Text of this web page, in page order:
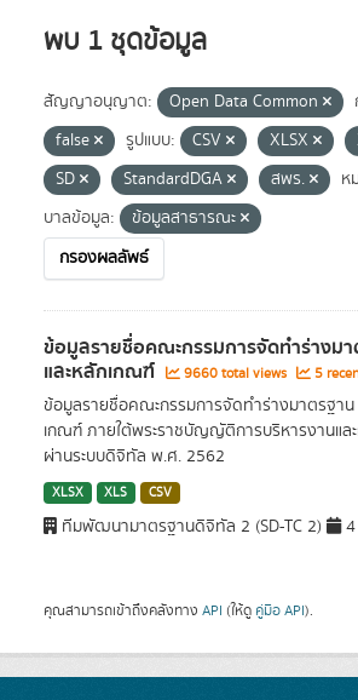
พบ 1 ชุดข้อมูล
สัญญาอนุญาต: Open Data Common
false
รูปแบบ: CSV XLSX
SD
StandardDGA สพร.
ห
บาลข้อมูล:
ข้อมูลสาธารณะ
กรองผลลัพธ์
ข้อมูลรายชื่อคณะกรรมการจัดทำร่างม
และหลักเกณฑ์ 9660 total views 5
ข้อมูลรายชื่อคณะกรรมการจัดทำร่างมาตรฐา
เกณฑ์ ภายใต้พระราชบัญญัติการบริหารงานแล
ผ่านระบบดิจิทัล พ.ศ. 2562
XLSX XLS CSV
ทีมพัฒนามาตรฐานดิจิทัล 2 (SD-TC 2) 4
คุณสามารถเข้าถึงคลังทาง API (ให้ดู คู่มือ API).